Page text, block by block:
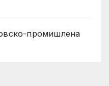
промишлена